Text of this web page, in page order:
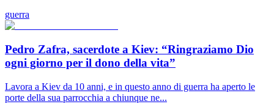
guerra
Pedro Zafra, sacerdote a Kiev: “Ringraziamo Dio
ogni giorno per il dono della vita”
Lavora a Kiev da 10 anni, e in questo anno di guerra ha aperto le
porte della sua parrocchia a chiunque ne...